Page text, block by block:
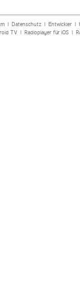
| Datenschutz| Entwickler|
TV| Radioplayer für iOS|